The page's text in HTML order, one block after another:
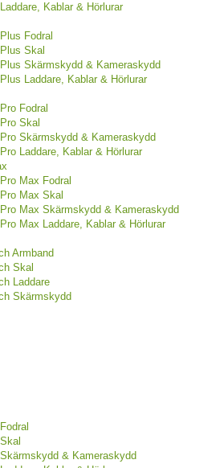
Kablar & Hörlurar
Fodral
Skal
Skärmskydd & Kameraskydd
Laddare, Kablar & Hörlurar
Fodral
Skal
Skärmskydd & Kameraskydd
Laddare, Kablar & Hörlurar
Max Fodral
Max Skal
Max Skärmskydd & Kameraskydd
Max Laddare, Kablar & Hörlurar
Armband
Skal
Laddare
Skärmskydd
& Kameraskydd